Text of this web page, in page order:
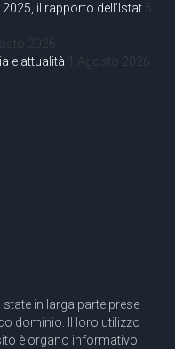
il rapporto dell’Istat 5
2026
e attualità 1 Agosto 2026
in larga parte prese
dominio. Il loro utilizzo
è organo informativo